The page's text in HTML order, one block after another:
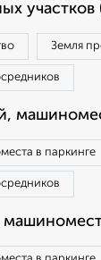
участков
Земля
в паркинге